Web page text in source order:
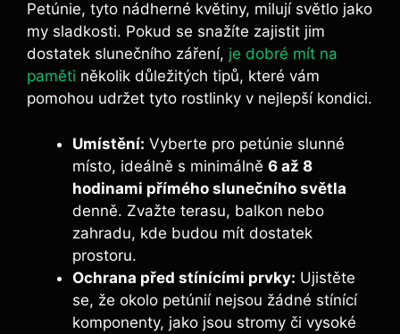
Petúnie, tyto nádherné květiny, milují světlo jako
my sladkosti. Pokud se snažíte zajistit jim
dostatek slunečního záření, je dobré mít na
paměti několik důležitých tipů, které vám
pomohou udržet tyto rostlinky v nejlepší kondici.
Umístění: Vyberte pro petúnie slunné
místo, ideálně s minimálně 6 až 8
hodinami přímého slunečního světla
denně. Zvažte terasu, balkon nebo
zahradu, kde budou mít dostatek
prostoru.
Ochrana před stínícími prvky: Ujistěte
se, že okolo petúnií nejsou žádné stínící
komponenty, jako jsou stromy či vysoké